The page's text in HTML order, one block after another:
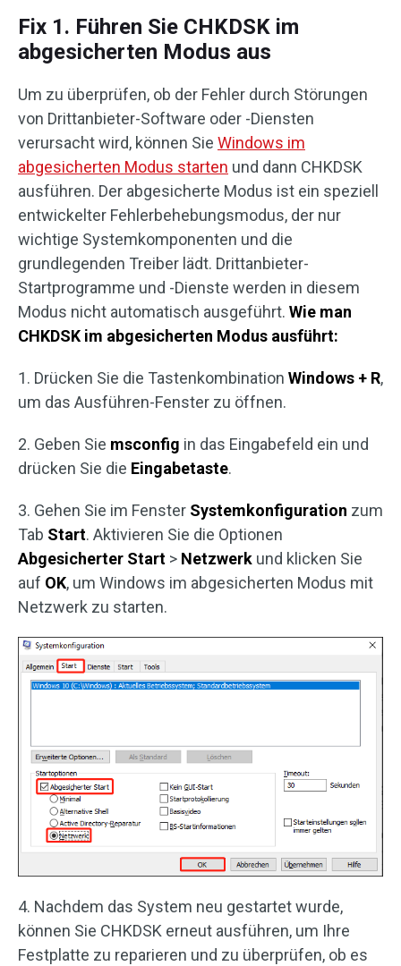
Fix 1. Führen Sie CHKDSK im
abgesicherten Modus aus
Um zu überprüfen, ob der Fehler durch Störungen
von Drittanbieter-Software oder -Diensten
verursacht wird, können Sie Windows im
abgesicherten Modus starten und dann CHKDSK
ausführen. Der abgesicherte Modus ist ein speziell
entwickelter Fehlerbehebungsmodus, der nur
wichtige Systemkomponenten und die
grundlegenden Treiber lädt. Drittanbieter-
Startprogramme und -Dienste werden in diesem
Modus nicht automatisch ausgeführt. Wie man
CHKDSK im abgesicherten Modus ausführt:
1. Drücken Sie die Tastenkombination Windows + R,
um das Ausführen-Fenster zu öffnen.
2. Geben Sie msconfig in das Eingabefeld ein und
drücken Sie die Eingabetaste.
3. Gehen Sie im Fenster Systemkonfiguration zum
Tab Start. Aktivieren Sie die Optionen
Abgesicherter Start > Netzwerk und klicken Sie
auf OK, um Windows im abgesicherten Modus mit
Netzwerk zu starten.
4. Nachdem das System neu gestartet wurde,
können Sie CHKDSK erneut ausführen, um Ihre
Festplatte zu reparieren und zu überprüfen, ob es